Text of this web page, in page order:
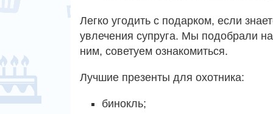
Легко угодить с подарком, если
увлечения супруга. Мы подобрали
ним, советуем ознакомиться.
Лучшие презенты для охотника:
бинокль;